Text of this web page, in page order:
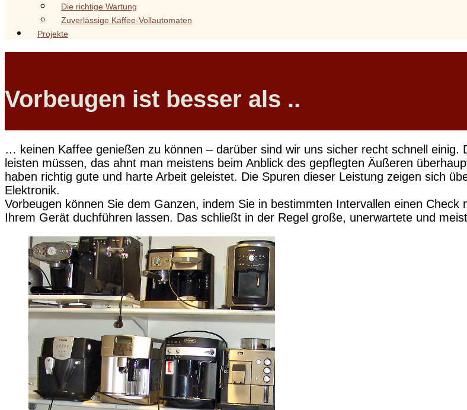
Die richtige Wartung
Zuverlässige Kaffee-Vollautomaten
Projekte
Vorbeugen ist besser als ..
… keinen Kaffee genießen zu können – darüber sind wir uns sicher recht schnell
leisten müssen, das ahnt man meistens beim Anblick des gepflegten Äußeren
haben richtig gute und harte Arbeit geleistet. Die Spuren dieser Leistung zeigen sich
Elektronik.
Vorbeugen können Sie dem Ganzen, indem Sie in bestimmten Intervallen einen
Ihrem Gerät duchführen lassen. Das schließt in der Regel große, unerwartete und